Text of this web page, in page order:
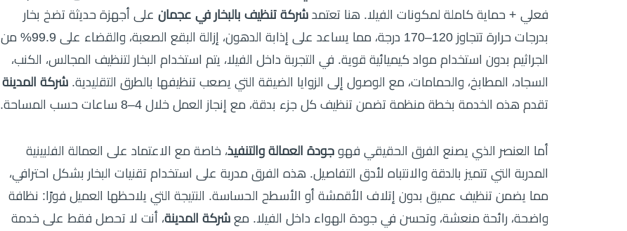
فعلي + حماية كاملة لمكونات الفيلا. هنا تعتمد شركة تنظيف بالبخار في عجمان على أجهزة حديثة تضخ بخار
بدرجات حرارة تتجاوز 120–170 درجة، مما يساعد على إذابة الدهون، إزالة البقع الصعبة، والقضاء على 99.9% من
الجراثيم بدون استخدام مواد كيميائية قوية. في التجربة داخل الفيلا، يتم استخدام البخار لتنظيف المجالس، الكنب،
السجاد، المطابخ، والحمامات، مع الوصول إلى الزوايا الضيقة التي يصعب تنظيفها بالطرق التقليدية. شركة المدينة
تقدم هذه الخدمة بخطة منظمة تضمن تنظيف كل جزء بدقة، مع إنجاز العمل خلال 4–8 ساعات حسب المساحة.
أما العنصر الذي يصنع الفرق الحقيقي فهو جودة العمالة والتنفيذ، خاصة مع الاعتماد على العمالة الفلبينية
المدربة التي تتميز بالدقة والانتباه لأدق التفاصيل. هذه الفرق مدربة على استخدام تقنيات البخار بشكل احترافي،
مما يضمن تنظيف عميق بدون إتلاف الأقمشة أو الأسطح الحساسة. النتيجة التي يلاحظها العميل فورًا: نظافة
واضحة، رائحة منعشة، وتحسن في جودة الهواء داخل الفيلا. مع شركة المدينة، أنت لا تحصل فقط على خدمة